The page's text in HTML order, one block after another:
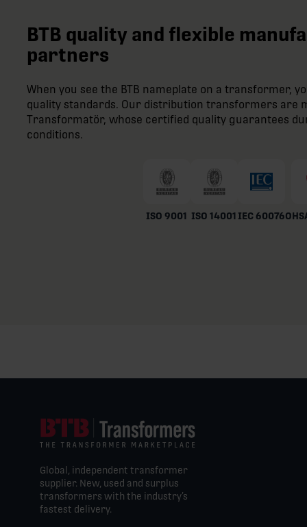
BTB quality and flexible
partners
When you see the BTB nameplate on a transformer,
quality standards. Our distribution transformers are
Transformatör, whose certified quality guarantees
conditions.
ISO 9001 ISO 14001 IEC 60076
Global, independent transformer
supplier. New, used and surplus
transformers with the industry’s
fastest delivery.